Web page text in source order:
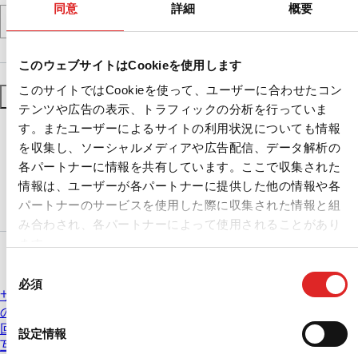
同意 詳細 概要
このウェブサイトはCookieを使用します
このサイトではCookieを使って、ユーザーに合わせたコン
テンツや広告の表示、トラフィックの分析を行っていま
す。またユーザーによるサイトの利用状況についても情報
を収集し、ソーシャルメディアや広告配信、データ解析の
各パートナーに情報を共有しています。ここで収集された
情報は、ユーザーが各パートナーに提供した他の情報や各
パートナーのサービスを使用した際に収集された情報と組
み合わされ、各パートナーによって使用されることがあり
の
選
択
必須
設定情報
フィルターをリセット フィルターを適用
サービス
サービス & サポート
の推奨遠心分離条件は
回転速度の相互変換
互換表 PCRプレート